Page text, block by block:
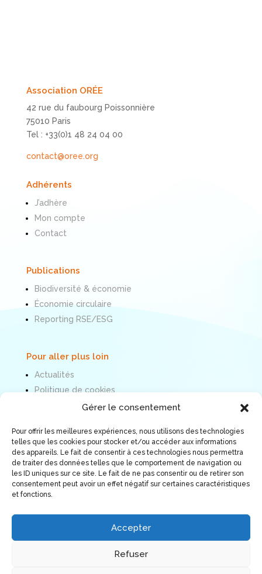
Gérer le consentement
Pour offrir les meilleures expériences, nous utilisons des technologies
telles que les cookies pour stocker et/ou accéder aux informations
des appareils. Le fait de consentir à ces technologies nous permettra
de traiter des données telles que le comportement de navigation ou
les ID uniques sur ce site. Le fait de ne pas consentir ou de retirer son
consentement peut avoir un effet négatif sur certaines caractéristiques
et fonctions.
Accepter
Refuser
Association ORÉE
42 rue du faubourg Poissonnière
75010 Paris
Tel : +33(0)1 48 24 04 00
contact@oree.org
Adhérents
J’adhère
Mon compte
Contact
Publications
Biodiversité & économie
Économie circulaire
Reporting RSE/ESG
Pour aller plus loin
Actualités
Politique de cookies
Mentions légales
Nous suivre